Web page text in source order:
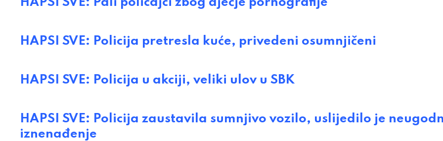
HAPSI SVE: Policija pretresla kuće, privedeni osumnjičeni
HAPSI SVE: Policija u akciji, veliki ulov u SBK
HAPSI SVE: Policija zaustavila sumnjivo vozilo, uslijedilo je
iznenađenje